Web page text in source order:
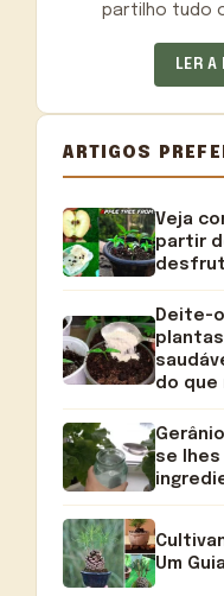
partilho tudo
LER
ARTIGOS
Veja
partir
Deite-
do que
se
Um